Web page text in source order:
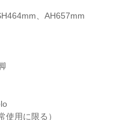
、AH657mm
用に限る）